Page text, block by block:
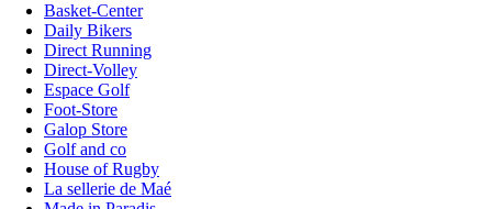
Basket-Center
Daily Bikers
Direct Running
Direct-Volley
Espace Golf
Foot-Store
Galop Store
Golf and co
House of Rugby
La sellerie de Maé